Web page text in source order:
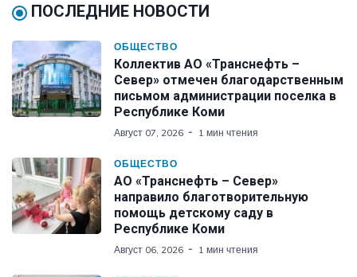
ПОСЛЕДНИЕ НОВОСТИ
ОБЩЕСТВО
Коллектив АО «Транснефть –
Север» отмечен благодарственным
письмом администрации поселка в
Республике Коми
Август 07, 2026 1 мин чтения
ОБЩЕСТВО
АО «Транснефть – Север»
направило благотворительную
помощь детскому саду в
Республике Коми
Август 06, 2026 1 мин чтения